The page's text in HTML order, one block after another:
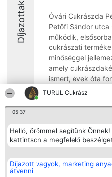
TURUL Cukrász
05:37
Helló, örömmel segítünk Önnek!
kattintson a megfelelő
Díjazott vagyok, marketing
átvenni
Díjazottak
Óvári Cukrászda
Petőfi Sándor
működik,
cukrászati
minőséggel
amely
ismert, évek óta
9.4
Rangsorszervező
SC Beautiful Company S.R.L.
Bulevardul Aleea Timișul De
4, Ap. 13
Bukarest 53-238
Az
listája